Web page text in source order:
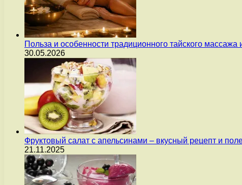
Польза и особенности традиционного тайского
30.05.2026
Фруктовый салат с апельсинами – вкусный рецепт и
21.11.2025